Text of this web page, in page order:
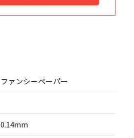
ファンシーペーパー
0.14mm